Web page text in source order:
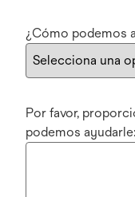
¿Cómo podemos
Por favor,
podemos ayudarle: